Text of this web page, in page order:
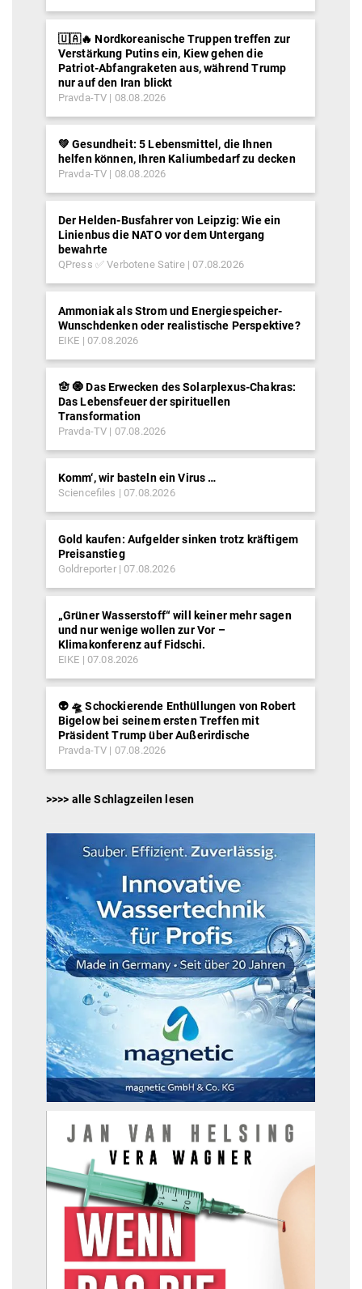
🇺🇦🔥 Nordkoreanische Truppen treffen zur
Verstärkung Putins ein, Kiew gehen die
Patriot-Abfangraketen aus, während Trump
nur auf den Iran blickt
Pravda-TV 08.08.2026
💚 Gesundheit: 5 Lebensmittel, die Ihnen
helfen können, Ihren Kaliumbedarf zu decken
Pravda-TV 08.08.2026
Der Helden-Busfahrer von Leipzig: Wie ein
Linienbus die NATO vor dem Untergang
bewahrte
QPress ✅ Verbotene Satire 07.08.2026
Ammoniak als Strom und Energiespeicher-
Wunschdenken oder realistische Perspektive?
EIKE 07.08.2026
🪬 🧿 Das Erwecken des Solarplexus-Chakras:
Das Lebensfeuer der spirituellen
Transformation
Pravda-TV 07.08.2026
Komm‘, wir basteln ein Virus …
Sciencefiles 07.08.2026
Gold kaufen: Aufgelder sinken trotz kräftigem
Preisanstieg
Goldreporter 07.08.2026
„Grüner Wasserstoff“ will keiner mehr sagen
und nur wenige wollen zur Vor –
Klimakonferenz auf Fidschi.
EIKE 07.08.2026
👽 🛸 Schockierende Enthüllungen von Robert
Bigelow bei seinem ersten Treffen mit
Präsident Trump über Außerirdische
Pravda-TV 07.08.2026
>>>> alle Schlagzeilen lesen